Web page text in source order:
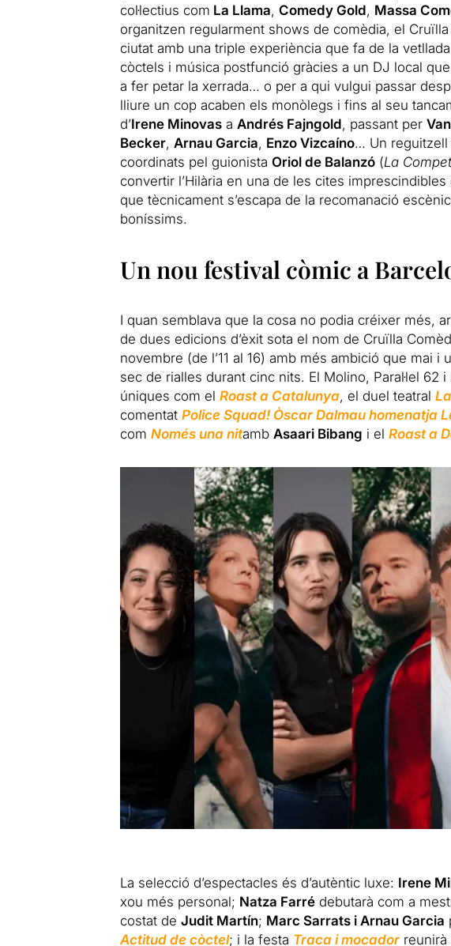
col·lectius com La Llama, Comedy Gold, Massa
organitzen regularment shows de comèdia, el
ciutat amb una triple experiència que fa de la
còctels i música postfunció gràcies a un DJ local
a fer petar la xerrada… o per a qui vulgui passar
lliure un cop acaben els monòlegs i fins al seu
d’Irene Minovasa Andrés Fajngold, passant per
Becker, Arnau Garcia, Enzo Vizcaíno… Un reguitzell
coordinats pel guionista Oriol de Balanzó(La
convertir l’Hilària en una de les cites
que tècnicament s’escapa de la recomanació
boníssims.
Un nou festival còmic a
I quan semblava que la cosa no podia créixer més,
de dues edicions d’èxit sota el nom de Cruïlla
novembre (de l’11 al 16) amb més ambició que mai i
sec de rialles durant cinc nits. El Molino, Paral·lel 62
úniques com el Roast a Catalunya, el duel teatral
comentat Police Squad! Òscar Dalmau homenatja
com Només una nitamb Asaari Bibang i el Roast a
La selecció d’espectacles és d’autèntic luxe: Irene
xou més personal; Natza Farrédebutarà com a
costat de Judit Martín; Marc Sarrats i Arnau Garcia
Actitud de còctel; i la festa Traca i mocadorreunirà